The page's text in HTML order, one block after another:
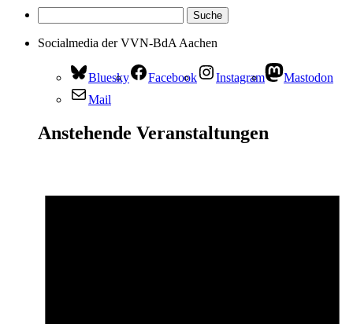
Socialmedia der VVN-BdA Aachen
Bluesky Facebook Instagram
Mastodon
Mail
Anstehende Veranstaltungen